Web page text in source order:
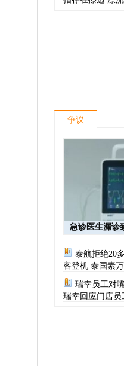
争议
急诊医生漏诊
泰航拒绝20
客登机 泰国素
机场致歉
瑞幸员工对
瑞幸回应门店员